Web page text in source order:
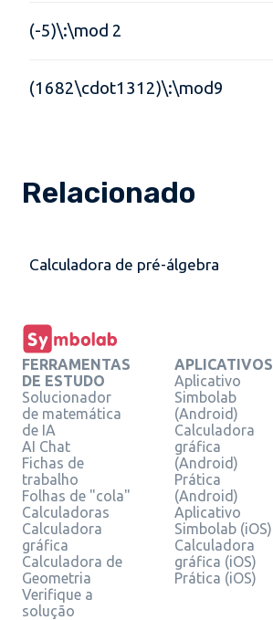
(-5)\:\mod 2
(1682\cdot1312)\:\mod9
Relacionado
Calculadora de pré-álgebra
FERRAMENTAS
DE ESTUDO
Solucionador
de matemática
de IA
AI Chat
Fichas de
trabalho
Folhas de "cola"
Calculadoras
Calculadora
gráfica
Calculadora de
Geometria
Verifique a
solução
APLICATIVOS
Aplicativo
Simbolab
(Android)
Calculadora
gráfica
(Android)
Prática
(Android)
Aplicativo
Simbolab (iOS)
Calculadora
gráfica (iOS)
Prática (iOS)